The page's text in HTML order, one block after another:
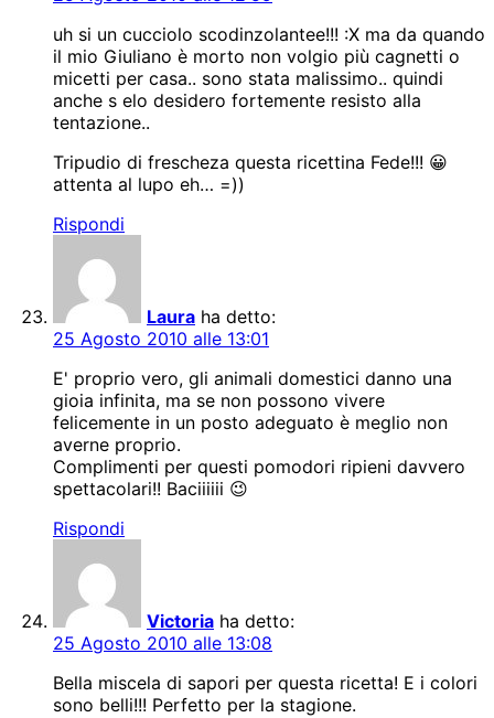
uh si un cucciolo scodinzolantee!!! :X ma da quando
il mio Giuliano è morto non volgio più cagnetti o
micetti per casa.. sono stata malissimo.. quindi
anche s elo desidero fortemente resisto alla
tentazione..
Tripudio di frescheza questa ricettina Fede!!! 😀
attenta al lupo eh… =))
Rispondi
Laura ha detto:
25 Agosto 2010 alle 13:01
E' proprio vero, gli animali domestici danno una
gioia infinita, ma se non possono vivere
felicemente in un posto adeguato è meglio non
averne proprio.
Complimenti per questi pomodori ripieni davvero
spettacolari!! Baciiiiii 😉
Rispondi
Victoria ha detto:
25 Agosto 2010 alle 13:08
Bella miscela di sapori per questa ricetta! E i colori
sono belli!!! Perfetto per la stagione.